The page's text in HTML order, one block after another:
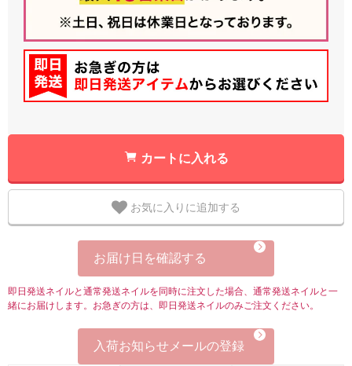
カートに入れる
お気に入りに追加する
お届け日を確認する
即日発送ネイルと通常発送ネイルを同時に注文した場合、通常発送ネイルと一
緒にお届けします。お急ぎの方は、即日発送ネイルのみご注文ください。
入荷お知らせメールの登録